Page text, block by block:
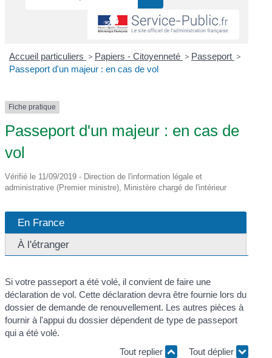
Accueil particuliers > Papiers - Citoyenneté > Passeport >
Passeport d'un majeur : en cas de vol
Fiche pratique
Passeport d'un majeur : en cas de
vol
Vérifié le 11/09/2019 - Direction de l'information légale et
administrative (Premier ministre), Ministère chargé de l'intérieur
En France
À l'étranger
Si votre passeport a été volé, il convient de faire une
déclaration de vol. Cette déclaration devra être fournie lors du
dossier de demande de renouvellement. Les autres pièces à
fournir à l'appui du dossier dépendent de type de passeport
qui a été volé.
Tout replier
Tout déplier